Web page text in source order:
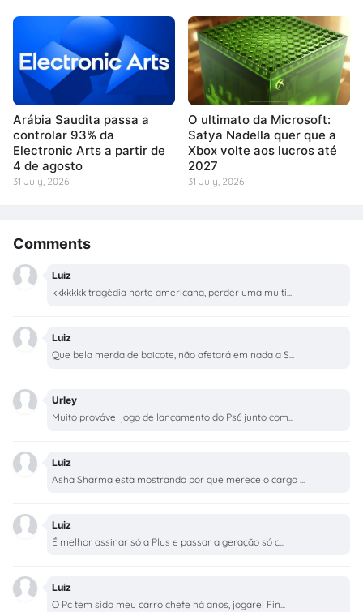
Arábia Saudita passa a
controlar 93% da
Electronic Arts a partir de
4 de agosto
31 July, 2026
O ultimato da Microsoft:
Satya Nadella quer que a
Xbox volte aos lucros até
2027
31 July, 2026
Comments
Luiz
kkkkkkk tragédia norte americana, perder uma multi...
Luiz
Que bela merda de boicote, não afetará em nada a S...
Urley
Muito provável jogo de lançamento do Ps6 junto com...
Luiz
Asha Sharma esta mostrando por que merece o cargo ...
Luiz
É melhor assinar só a Plus e passar a geração só c...
Luiz
O Pc tem sido meu carro chefe há anos, jogarei Fin...